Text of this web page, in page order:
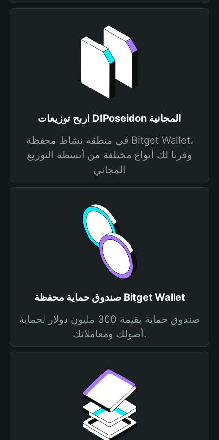
اربح توزيعات DIPoseidon المجانية
في منطقة نشاط محفظة Bitget Wallet،
وفرنا لك أنواع مختلفة من أنشطة التوزيع
المجاني
صندوق حماية محفظة Bitget Wallet
صندوق حماية بقيمة 300 مليون دولار لحماية
أصولك ومعاملاتك.